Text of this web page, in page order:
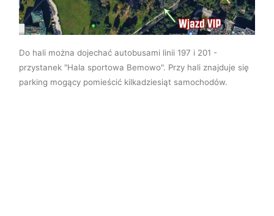
Do hali można dojechać autobusami linii 197 i 201 -
przystanek "Hala sportowa Bemowo". Przy hali znajduje się
parking mogący pomieścić kilkadziesiąt samochodów.